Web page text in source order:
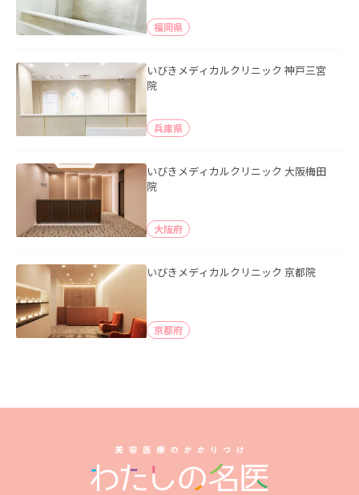
福岡県
いびきメディカルクリニック 神戸三宮
院
兵庫県
いびきメディカルクリニック 大阪梅田
院
大阪府
いびきメディカルクリニック 京都院
京都府